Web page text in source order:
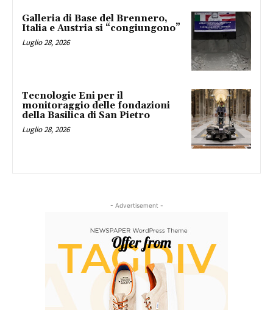
Galleria di Base del Brennero,
Italia e Austria si “congiungono”
Luglio 28, 2026
Tecnologie Eni per il
monitoraggio delle fondazioni
della Basilica di San Pietro
Luglio 28, 2026
- Advertisement -